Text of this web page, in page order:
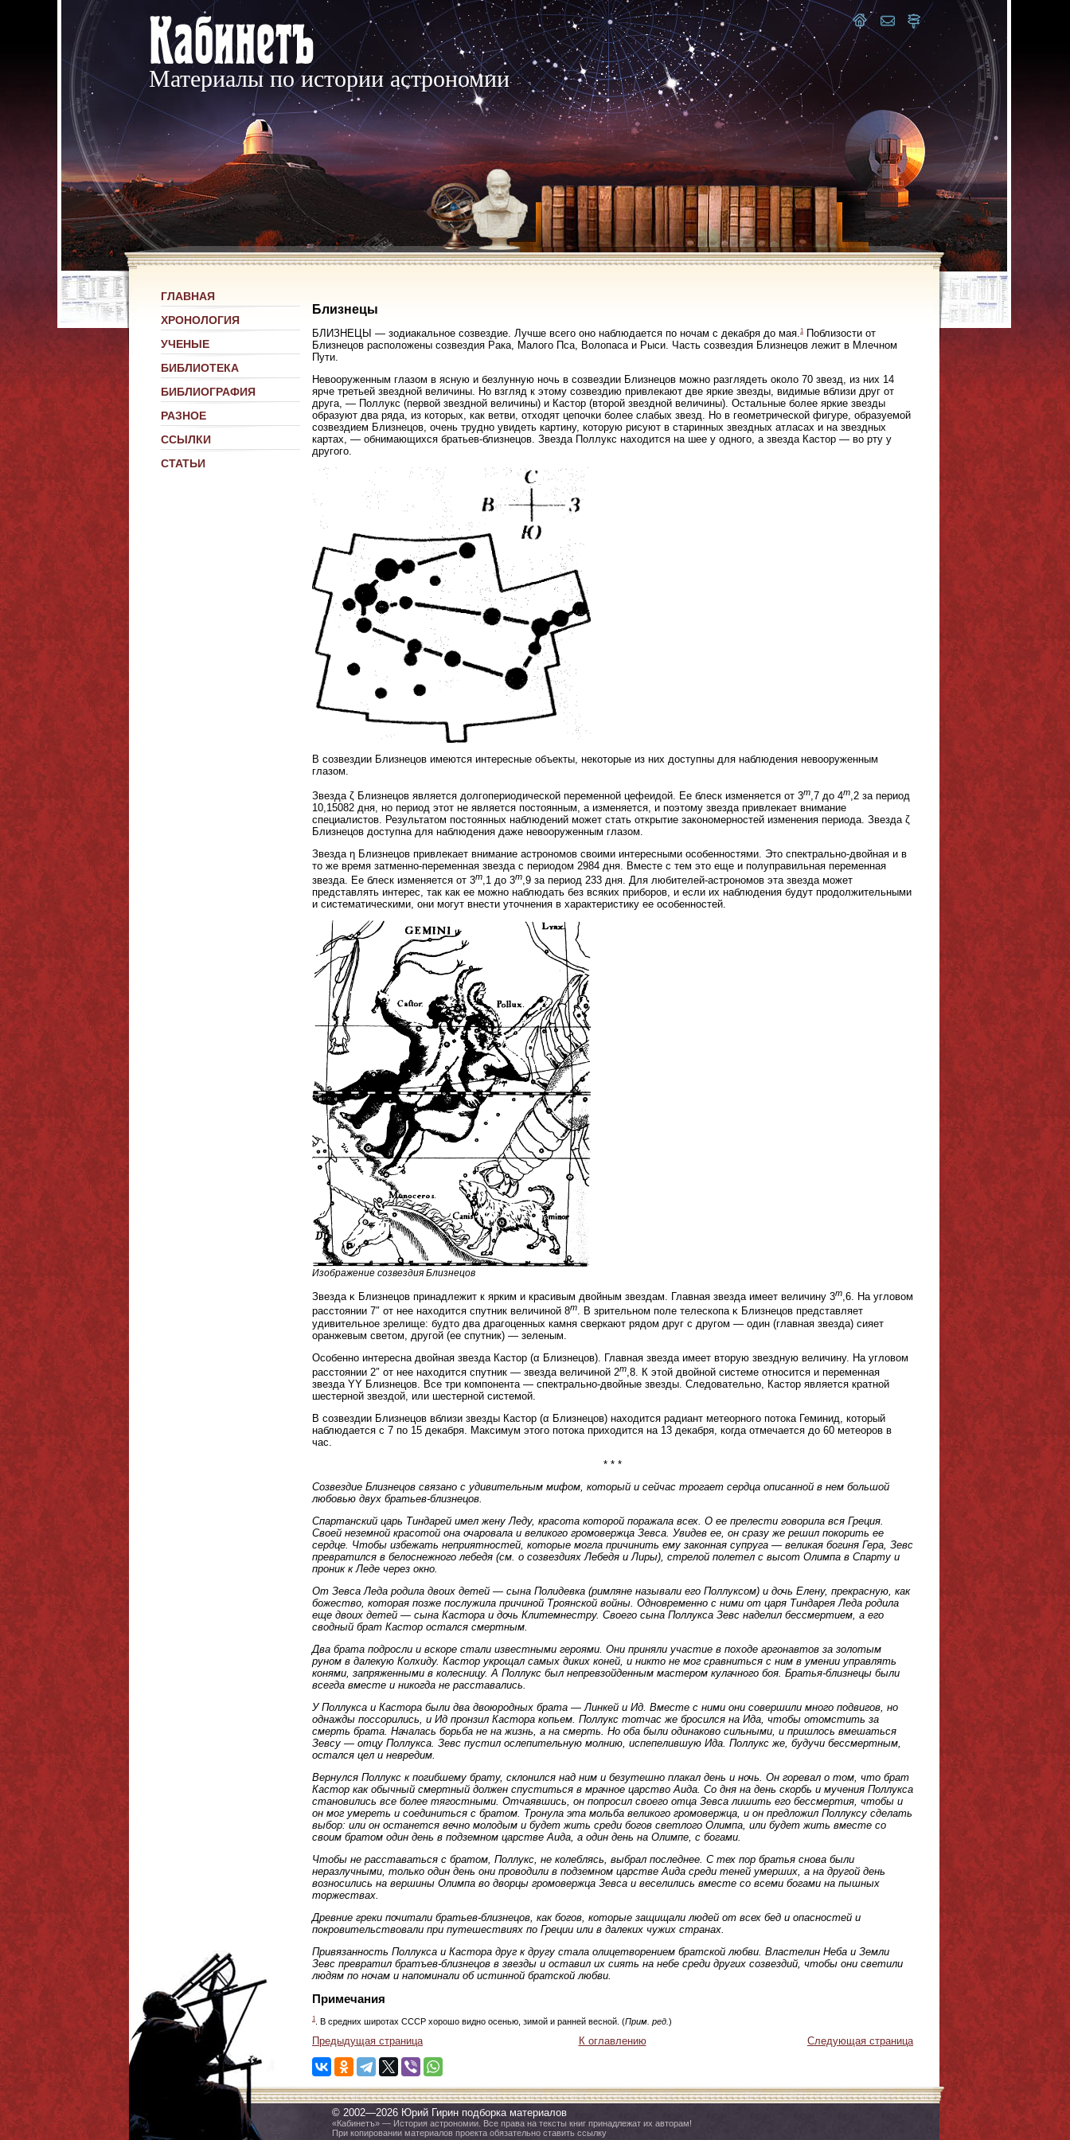
Материалы по истории астрономии
ГЛАВНАЯ
ХРОНОЛОГИЯ
УЧЕНЫЕ
БИБЛИОТЕКА
БИБЛИОГРАФИЯ
РАЗНОЕ
ССЫЛКИ
СТАТЬИ
Близнецы
БЛИЗНЕЦЫ — зодиакальное созвездие. Лучше всего оно наблюдается по ночам с декабря до мая.1
Поблизости от
Близнецов расположены созвездия Рака, Малого Пса, Волопаса и Рыси. Часть созвездия Близнецов лежит в Млечном
Пути.
Невооруженным глазом в ясную и безлунную ночь в созвездии Близнецов можно разглядеть около 70 звезд, из них 14
ярче третьей звездной величины. Но взгляд к этому созвездию привлекают две яркие звезды, видимые вблизи друг от
друга, — Поллукс (первой звездной величины) и Кастор (второй звездной величины). Остальные более яркие звезды
образуют два ряда, из которых, как ветви, отходят цепочки более слабых звезд. Но в геометрической фигуре, образуемой
созвездием Близнецов, очень трудно увидеть картину, которую рисуют в старинных звездных атласах и на звездных
картах, — обнимающихся братьев-близнецов. Звезда Поллукс находится на шее у одного, а звезда Кастор — во рту у
другого.
В созвездии Близнецов имеются интересные объекты, некоторые из них доступны для наблюдения невооруженным
глазом.
Звезда ζ Близнецов является долгопериодической переменной цефеидой. Ее блеск изменяется от 3m,7 до 4m,2 за период
10,15082 дня, но период этот не является постоянным, а изменяется, и поэтому звезда привлекает внимание
специалистов. Результатом постоянных наблюдений может стать открытие закономерностей изменения периода. Звезда ζ
Близнецов доступна для наблюдения даже невооруженным глазом.
Звезда η Близнецов привлекает внимание астрономов своими интересными особенностями. Это спектрально-двойная и в
то же время затменно-переменная звезда с периодом 2984 дня. Вместе с тем это еще и полуправильная переменная
звезда. Ее блеск изменяется от 3m,1 до 3m,9 за период 233 дня. Для любителей-астрономов эта звезда может
представлять интерес, так как ее можно наблюдать без всяких приборов, и если их наблюдения будут продолжительными
и систематическими, они могут внести уточнения в характеристику ее особенностей.
Изображение созвездия Близнецов
Звезда κ Близнецов принадлежит к ярким и красивым двойным звездам. Главная звезда имеет величину 3m,6. На угловом
расстоянии 7″ от нее находится спутник величиной 8m. В зрительном поле телескопа κ Близнецов представляет
удивительное зрелище: будто два драгоценных камня сверкают рядом друг с другом — один (главная звезда) сияет
оранжевым светом, другой (ее спутник) — зеленым.
Особенно интересна двойная звезда Кастор (α Близнецов). Главная звезда имеет вторую звездную величину. На угловом
расстоянии 2″ от нее находится спутник — звезда величиной 2m ,8. К этой двойной системе относится и переменная
звезда YY Близнецов. Все три компонента — спектрально-двойные звезды. Следовательно, Кастор является кратной
шестерной звездой, или шестерной системой.
В созвездии Близнецов вблизи звезды Кастор (α Близнецов) находится радиант метеорного потока Геминид, который
наблюдается с 7 по 15 декабря. Максимум этого потока приходится на 13 декабря, когда отмечается до 60 метеоров в
час.
* * *
Созвездие Близнецов связано с удивительным мифом, который и сейчас трогает сердца описанной в нем большой
любовью двух братьев-близнецов.
Спартанский царь Тиндарей имел жену Леду, красота которой поражала всех. О ее прелести говорила вся Греция.
Своей неземной красотой она очаровала и великого громовержца Зевса. Увидев ее, он сразу же решил покорить ее
сердце. Чтобы избежать неприятностей, которые могла причинить ему законная супруга — великая богиня Гера, Зевс
превратился в белоснежного лебедя (см. о созвездиях Лебедя и Лиры), стрелой полетел с высот Олимпа в Спарту и
проник к Леде через окно.
От Зевса Леда родила двоих детей — сына Полидевка (римляне называли его Поллуксом) и дочь Елену, прекрасную, как
божество, которая позже послужила причиной Троянской войны. Одновременно с ними от царя Тиндарея Леда родила
еще двоих детей — сына Кастора и дочь Клитемнестру. Своего сына Поллукса Зевс наделил бессмертием, а его
сводный брат Кастор остался смертным.
Два брата подросли и вскоре стали известными героями. Они приняли участие в походе аргонавтов за золотым
руном в далекую Колхиду. Кастор укрощал самых диких коней, и никто не мог сравниться с ним в умении управлять
конями, запряженными в колесницу. А Поллукс был непревзойденным мастером кулачного боя. Братья-близнецы были
всегда вместе и никогда не расставались.
У Поллукса и Кастора были два двоюродных брата — Линкей и Ид. Вместе с ними они совершили много подвигов, но
однажды поссорились, и Ид пронзил Кастора копьем. Поллукс тотчас же бросился на Ида, чтобы отомстить за
смерть брата. Началась борьба не на жизнь, а на смерть. Но оба были одинаково сильными, и пришлось вмешаться
Зевсу — отцу Поллукса. Зевс пустил ослепительную молнию, испепелившую Ида. Поллукс же, будучи бессмертным,
остался цел и невредим.
Вернулся Поллукс к погибшему брату, склонился над ним и безутешно плакал день и ночь. Он горевал о том, что брат
Кастор как обычный смертный должен спуститься в мрачное царство Аида. Со дня на день скорбь и мучения Поллукса
становились все более тягостными. Отчаявшись, он попросил своего отца Зевса лишить его бессмертия, чтобы и
он мог умереть и соединиться с братом. Тронула эта мольба великого громовержца, и он предложил Поллуксу сделать
выбор: или он останется вечно молодым и будет жить среди богов светлого Олимпа, или будет жить вместе со
своим братом один день в подземном царстве Аида, а один день на Олимпе, с богами.
Чтобы не расставаться с братом, Поллукс, не колеблясь, выбрал последнее. С тех пор братья снова были
неразлучными, только один день они проводили в подземном царстве Аида среди теней умерших, а на другой день
возносились на вершины Олимпа во дворцы громовержца Зевса и веселились вместе со всеми богами на пышных
торжествах.
Древние греки почитали братьев-близнецов, как богов, которые защищали людей от всех бед и опасностей и
покровительствовали при путешествиях по Греции или в далеких чужих странах.
Привязанность Поллукса и Кастора друг к другу стала олицетворением братской любви. Властелин Неба и Земли
Зевс превратил братъев-близнецов в звезды и оставил их сиять на небе среди других созвездий, чтобы они светили
людям по ночам и напоминали об истинной братской любви.
Примечания
1 . В средних широтах СССР хорошо видно осенью, зимой и ранней весной. (Прим. ред. )
Предыдущая страница К оглавлению Следующая страница
© 2002—2026 Юрий Гирин подборка материалов
«Кабинетъ» — История астрономии. Все права на тексты книг принадлежат их авторам!
При копировании материалов проекта обязательно ставить ссылку